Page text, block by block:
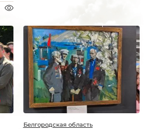
Белгородская область